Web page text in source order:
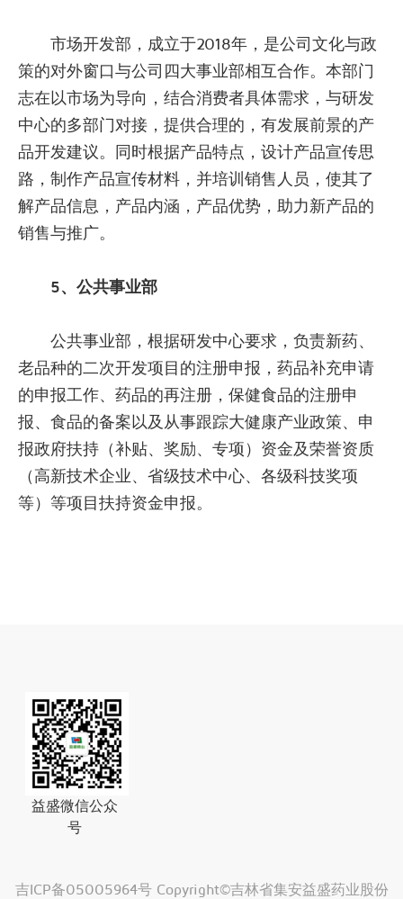
市场开发部，成立于2018年，是公司文化与政
策的对外窗口与公司四大事业部相互合作。本部门
志在以市场为导向，结合消费者具体需求，与研发
中心的多部门对接，提供合理的，有发展前景的产
品开发建议。同时根据产品特点，设计产品宣传思
路，制作产品宣传材料，并培训销售人员，使其了
解产品信息，产品内涵，产品优势，助力新产品的
销售与推广。
5、公共事业部
公共事业部，根据研发中心要求，负责新药、
老品种的二次开发项目的注册申报，药品补充申请
的申报工作、药品的再注册，保健食品的注册申
报、食品的备案以及从事跟踪大健康产业政策、申
报政府扶持（补贴、奖励、专项）资金及荣誉资质
（高新技术企业、省级技术中心、各级科技奖项
等）等项目扶持资金申报。
益盛微信公众
号
吉ICP备05005964号Copyright©吉林省集安益盛药业股份